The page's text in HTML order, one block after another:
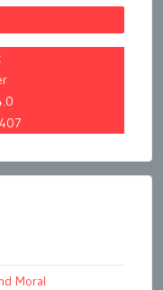
Moral